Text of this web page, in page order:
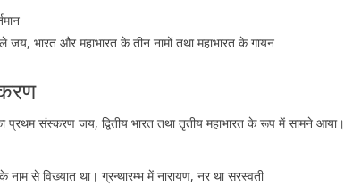
जय, भारत और महाभारत के तीन नामों तथा महाभारत के गायन
प्रथम संस्करण जय, द्वितीय भारत तथा तृतीय महाभारत के रूप में सामने आया।
से विख्यात था। ग्रन्थारम्भ में नारायण, नर था सरस्वती